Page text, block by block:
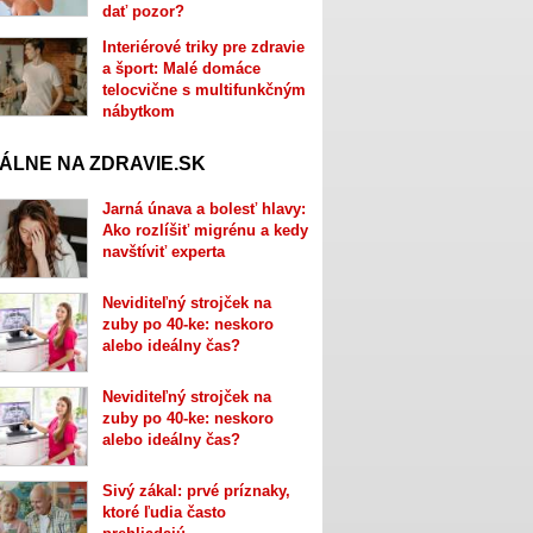
dať pozor?
Interiérové triky pre zdravie
a šport: Malé domáce
telocvične s multifunkčným
nábytkom
NA ZDRAVIE.SK
Jarná únava a bolesť hlavy:
Ako rozlíšiť migrénu a kedy
navštíviť experta
Neviditeľný strojček na
zuby po 40-ke: neskoro
alebo ideálny čas?
Neviditeľný strojček na
zuby po 40-ke: neskoro
alebo ideálny čas?
Sivý zákal: prvé príznaky,
ktoré ľudia často